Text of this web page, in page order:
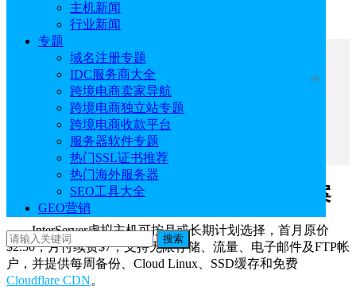
主机新闻
行业新闻
专题
域名注册专题
IDC服务商大全
跨境电商卖家导航
跨境电商独立站专题
跨境电商收款平台
服务器软件专题
热门SSL证书推荐
热门海外服务器
SEO工具大全
GEO营销
搜索
TRYINTERSERVER
文章目录
一、InterServer国外虚拟主机产品方案
二、InterServer美国VPS产品方案
三、InterServer美国服务器产品方案
一、InterServer国外虚拟主机产品方案
InterServer虚拟主机可按月或长期计划选择，首月原价
$2.50，月付续费$7，支持无限存储、流量、电子邮件及FTP帐
户，并提供每周备份、Cloud Linux、SSD缓存和免费
Cloudflare CDN。